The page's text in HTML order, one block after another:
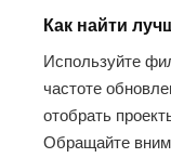
Как найти
Используйте
частоте
отобрать
Обращайте